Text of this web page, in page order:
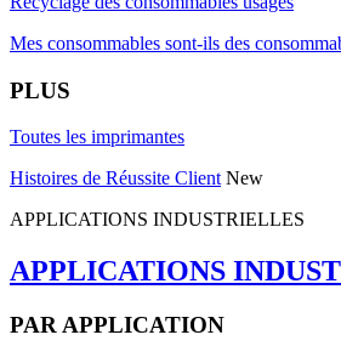
Mes consommables sont-ils des
PLUS
Toutes les imprimantes
Histoires de Réussite Client New
APPLICATIONS INDUSTRIELLES
APPLICATIONS
PAR APPLICATION